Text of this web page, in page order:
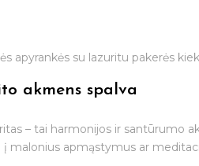
apyrankės su lazuritu pakerės
akmens spalva
– tai harmonijos ir santūrumo
malonius apmąstymus ar